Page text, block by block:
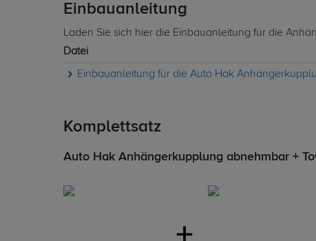
Einbauanleitung
Laden Sie sich hier die Einbauanleitung für die
Datei
Einbauanleitung für die Auto Hak
Komplettsatz
Auto Hak Anhängerkupplung abnehmbar +